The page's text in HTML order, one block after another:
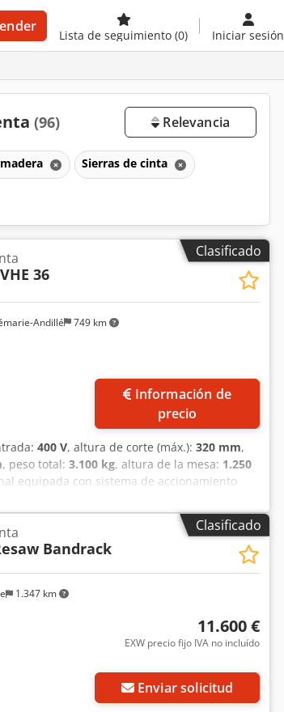
Lista de seguimiento (0) Iniciar sesión
(96) Relevancia
Sierras de cinta
Clasificado
Andillé 749 km
VHE 36
precio
400 V, altura de corte (máx.): 320 mm,
, peso total: 3.100 kg, altura de la mesa: 1.250
equipada con sistema de accionamiento
Diámetro de los rodillos: 915
de 10 a 60 m/min.
Clasificado
1.347 km
Bandrack
11.600 €
EXW precio fijo IVA no incluído
Enviar solicitud